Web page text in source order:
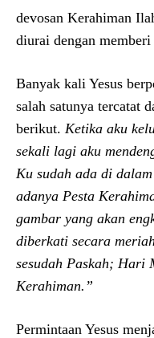
devosan Kerahiman
diurai dengan
Banyak kali Yesus
salah satunya tercatat
berikut. Ketika aku
sekali lagi aku
Ku sudah ada di
adanya Pesta
gambar yang akan
diberkati secara
sesudah Paskah; Hari
Kerahiman.”
Permintaan Yesus